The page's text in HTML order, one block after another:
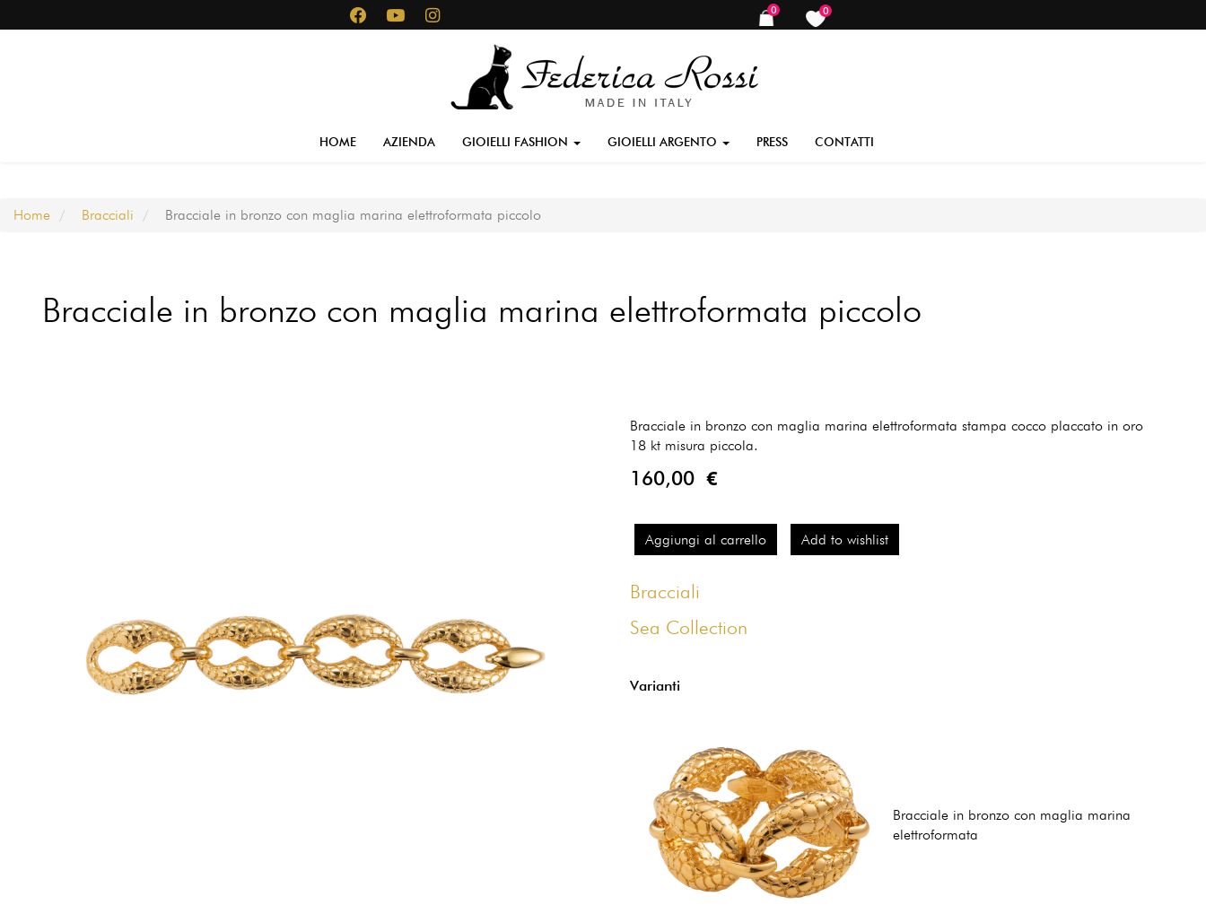
al
0
items
0
items
HOME AZIENDA GIOIELLI FASHION GIOIELLI ARGENTO PRESS CONTATTI
Home Bracciali Bracciale in bronzo con maglia marina elettroformata piccolo
Bracciale in bronzo con maglia marina elettroformata piccolo
Bracciale in bronzo con maglia marina elettroformata stampa cocco placcato in oro
18 kt misura piccola.
160,00 €
Aggiungi al carrello Add to wishlist
Bracciali
Sea Collection
Varianti
Bracciale in bronzo con maglia marina
elettroformata